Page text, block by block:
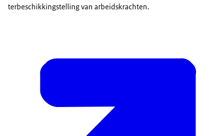
terbeschikkingstelling van arbeidskrachten.